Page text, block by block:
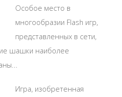
Особое место в
многообразии Flash игр,
представленных в сети,
шашки наиболее
Игра, изобретенная